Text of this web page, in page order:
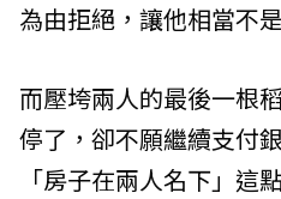
為由拒絕，讓他相當不
而壓垮兩人的最後一根
停了，卻不願繼續支付
「房子在兩人名下」這